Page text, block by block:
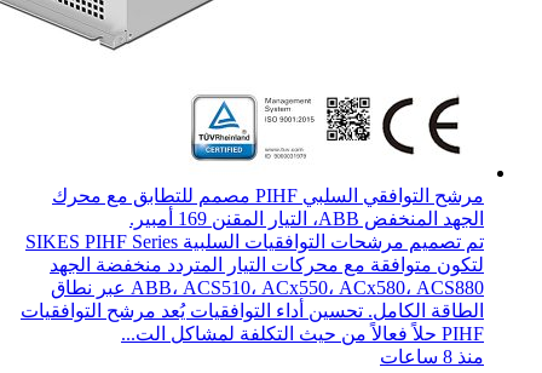
مرشح التوافقي السلبي PIHF مصمم للتطابق مع محرك
الجهد المنخفض ABB، التيار المقنن 169 أمبير.
تم تصميم مرشحات التوافقيات السلبية SIKES PIHF Series
لتكون متوافقة مع محركات التيار المتردد منخفضة الجهد
ABB، ACS510، ACx550، ACx580، ACS880 عبر نطاق
الطاقة الكامل. تحسين أداء التوافقيات يُعد مرشح التوافقيات
PIHF حلاً فعالاً من حيث التكلفة لمشاكل الت...
منذ 8 ساعات